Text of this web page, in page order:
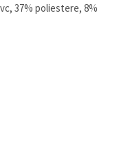
37% poliestere, 8%